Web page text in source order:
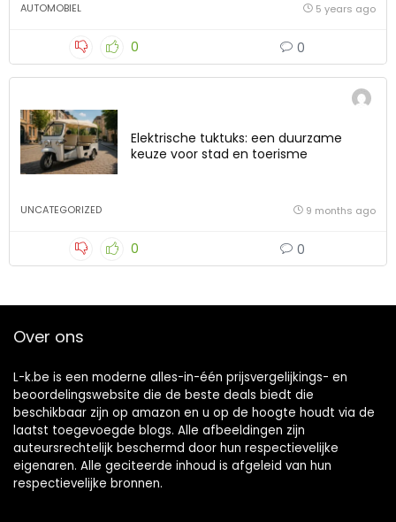
AUTOMOBIEL 5 years ago
0 0
Elektrische tuktuks: een duurzame
keuze voor stad en toerisme
UNCATEGORIZED 9 months ago
0 0
Over ons
L-k.be is een moderne alles-in-één prijsvergelijkings- en
beoordelingswebsite die de beste deals biedt die
beschikbaar zijn op amazon en u op de hoogte houdt via de
laatst toegevoegde blogs. Alle afbeeldingen zijn
auteursrechtelijk beschermd door hun respectievelijke
eigenaren. Alle geciteerde inhoud is afgeleid van hun
respectievelijke bronnen.